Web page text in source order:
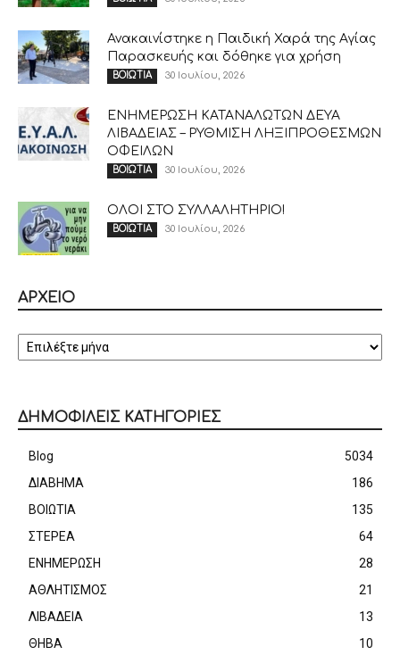
Ανακαινίστηκε η Παιδική Χαρά της Αγίας
Παρασκευής και δόθηκε για χρήση
ΒΟΙΩΤΙΑ 30 Ιουλίου, 2026
ΕΝΗΜΕΡΩΣΗ ΚΑΤΑΝΑΛΩΤΩΝ ΔΕΥΑ
ΛΙΒΑΔΕΙΑΣ – ΡΥΘΜΙΣΗ ΛΗΞΙΠΡΟΘΕΣΜΩΝ
ΟΦΕΙΛΩΝ
ΒΟΙΩΤΙΑ 30 Ιουλίου, 2026
ΟΛΟΙ ΣΤΟ ΣΥΛΛΑΛΗΤΗΡΙΟ!
ΒΟΙΩΤΙΑ 30 Ιουλίου, 2026
ΑΡΧΕΙΟ
ΔΗΜΟΦΙΛΕΙΣ ΚΑΤΗΓΟΡΙΕΣ
Blog
5034
ΔΙΑΒΗΜΑ
186
ΒΟΙΩΤΙΑ
135
ΣΤΕΡΕΑ
64
ΕΝΗΜΕΡΩΣΗ
28
ΑΘΛΗΤΙΣΜΟΣ
21
ΛΙΒΑΔΕΙΑ
13
ΘΗΒΑ
10